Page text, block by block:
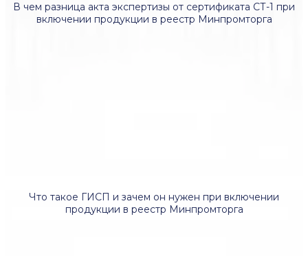
В чем разница акта экспертизы от сертификата СТ-1 при
включении продукции в реестр Минпромторга
Что такое ГИСП и зачем он нужен при включении
продукции в реестр Минпромторга